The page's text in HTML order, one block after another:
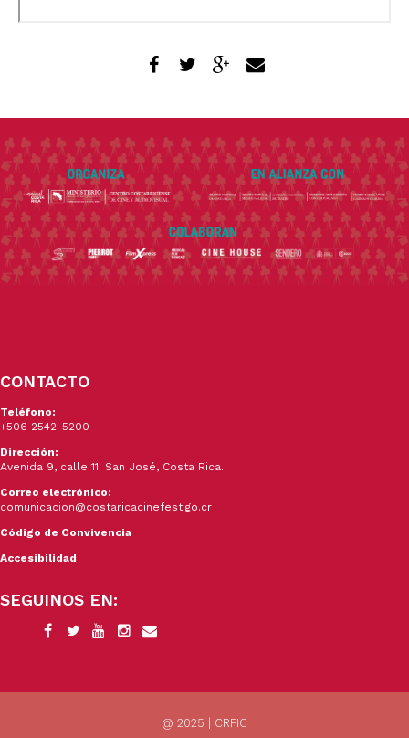
CONTACTO
Teléfono:
+506 2542-5200
Dirección:
Avenida 9, calle 11. San José, Costa Rica.
Correo electrónico:
comunicacion@costaricacinefest.go.cr
Código de Convivencia
Accesibilidad
SEGUINOS EN:
@ 2025 | CRFIC